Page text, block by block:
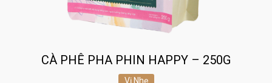
CÀ PHÊ PHA PHIN HAPPY – 250G
Vị Nhẹ